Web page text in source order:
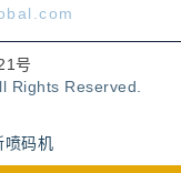
号
Rights Reserved.